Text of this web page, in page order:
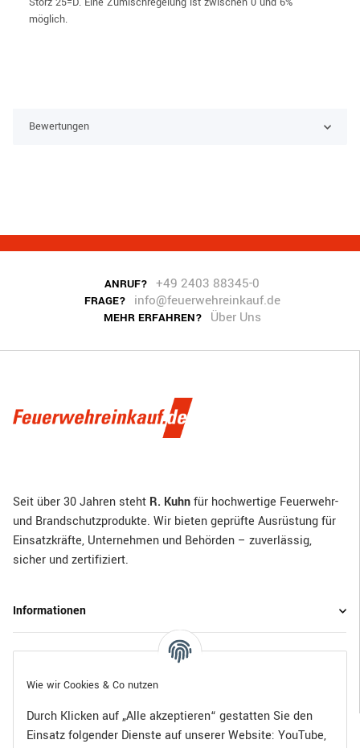
Wie wir Cookies & Co nutzen
Durch Klicken auf „Alle akzeptieren“ gestatten Sie den
Einsatz folgender Dienste auf unserer Website: YouTube,
möglich.
Bewertungen
ANRUF? +49 2403 88345-0
FRAGE? info@feuerwehreinkauf.de
MEHR ERFAHREN? Über Uns
Seit über 30 Jahren steht R. Kuhnfür hochwertige Feuerwehr-
und Brandschutzprodukte. Wir bieten geprüfte Ausrüstung für
Einsatzkräfte, Unternehmen und Behörden – zuverlässig,
sicher und zertifiziert.
Informationen
Gesetzliche Informationen